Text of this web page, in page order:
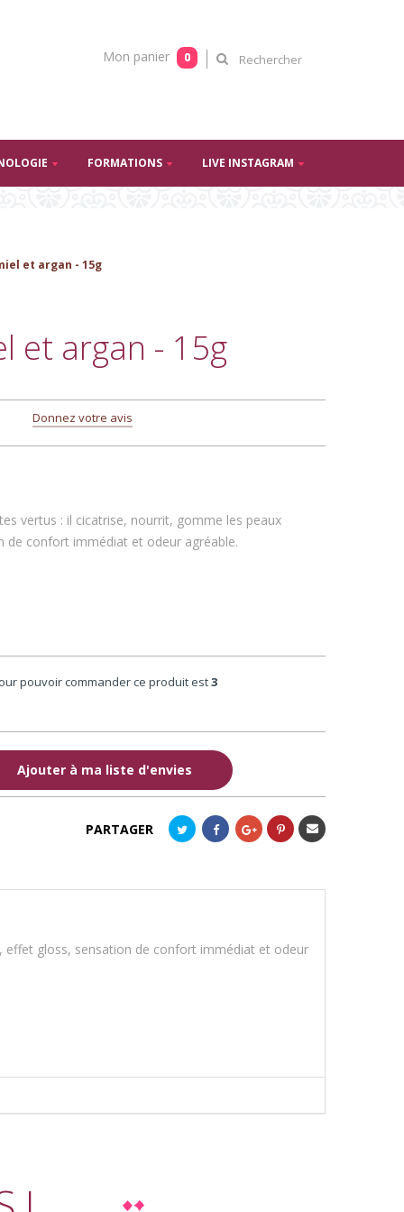
Mon panier 0
FORMATIONS LIVE INSTAGRAM
et argan - 15g
et argan - 15g
Donnez votre avis
vertus : il cicatrise, nourrit, gomme les peaux
de confort immédiat et odeur agréable.
pouvoir commander ce produit est3
Ajouter à ma liste d'envies
Envoyer
à un
PARTAGER
effet gloss, sensation de confort immédiat et odeur